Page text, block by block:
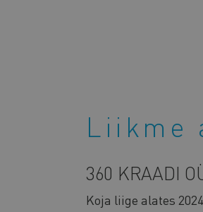
Liikme
360 KRAADI
Koja liige alates 2024